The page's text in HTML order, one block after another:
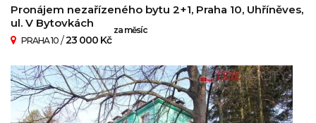
Pronájem nezařízeného bytu 2+1, Praha 10, Uhříněves,
ul. V Bytovkách
PRAHA 10 /23 000 Kč
za měsíc